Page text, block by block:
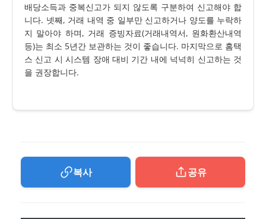
배당소득과 중복신고가 되지 않도록 구분하여 신고해야 합
니다. 넷째, 거래 내역 중 일부만 신고하거나 양도를 누락하
지 말아야 하며, 거래 증빙자료(거래내역서, 원화환산내역
등)는 최소 5년간 보관하는 것이 좋습니다. 마지막으로 홈택
스 신고 시 시스템 장애 대비 기간 내에 넉넉히 신고하는 것
을 권장합니다.
복사 공유